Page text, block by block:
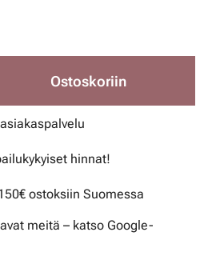
Ostoskoriin
hinnat!
ostoksiin Suomessa
meitä – katso Google-